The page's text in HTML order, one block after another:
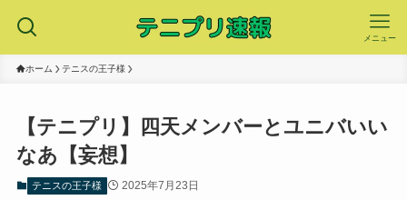
メニュー
ホーム テニスの王子様
【テニプリ】四天メンバーとユニバいい
なあ【妄想】
テニスの王子様 2025年7月23日